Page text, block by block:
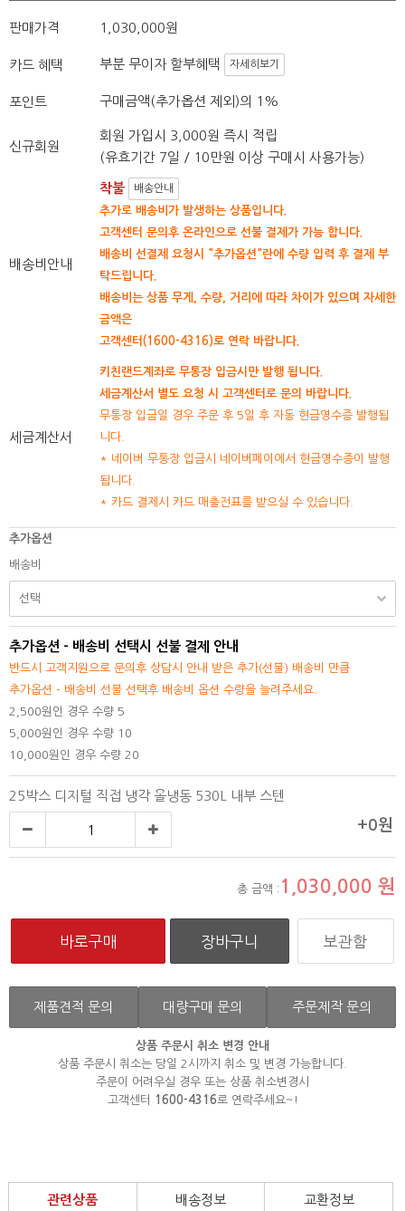
판매가격 1,030,000원
카드 혜택 부분 무이자 할부혜택 자세히보기
포인트 구매금액(추가옵션 제외)의 1%
신규회원
회원 가입시 3,000원 즉시 적립
(유효기간 7일 / 10만원 이상 구매시 사용가능)
배송비안내
착불 배송안내
추가로 배송비가 발생하는 상품입니다.
고객센터 문의후 온라인으로 선불 결제가 가능 합니다.
배송비 선결제 요청시 "추가옵션"란에 수량 입력 후 결제 부
탁드립니다.
배송비는 상품 무게, 수량, 거리에 따라 차이가 있으며 자세한
금액은
고객센터(1600-4316)로 연락 바랍니다.
세금계산서
키친랜드계좌로 무통장 입금시만 발행 됩니다.
세금계산서 별도 요청 시 고객센터로 문의 바랍니다.
무통장 입금일 경우 주문 후 5일 후 자동 현금영수증 발행됩
니다.
* 네이버 무통장 입금시 네이버페이에서 현금영수증이 발행
됩니다.
* 카드 결제시 카드 매출전표를 받으실 수 있습니다.
추가옵션
배송비
추가옵션 - 배송비 선택시 선불 결제 안내
반드시 고객지원으로 문의후 상담시 안내 받은 추가(선불) 배송비 만큼
추가옵션 - 배송비 선불 선택후 배송비 옵션 수량을 늘려주세요.
2,500원인 경우 수량 5
5,000원인 경우 수량 10
10,000원인 경우 수량 20
25박스 디지털 직접 냉각 올냉동 530L 내부 스텐
+0원
총 금액 : 1,030,000 원
보관함
제품견적 문의 대량구매 문의 주문제작 문의
상품 주문시 취소 변경 안내
상품 주문시 취소는 당일 2시까지 취소 및 변경 가능합니다.
주문이 어려우실 경우 또는 상품 취소변경시
고객센터
1600-4316로 연락주세요~!
관련상품 배송정보 교환정보